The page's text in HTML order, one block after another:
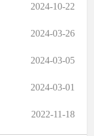
2024-10-22
2024-03-26
2024-03-05
2024-03-01
2022-11-18